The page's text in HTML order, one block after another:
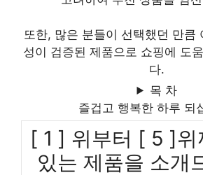
또한, 많은 분들이 선택했던 만큼
성이 검증된 제품으로 쇼핑에 도
다.
목 차
즐겁고 행복한 하루 되
[ 1 ] 위부터 [ 5 ]위
있는 제품을 소개